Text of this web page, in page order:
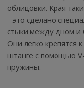
облицовки. Края
- это сделано
стыки между дном и
Они легко крепятся
штанге с помощью
пружины.